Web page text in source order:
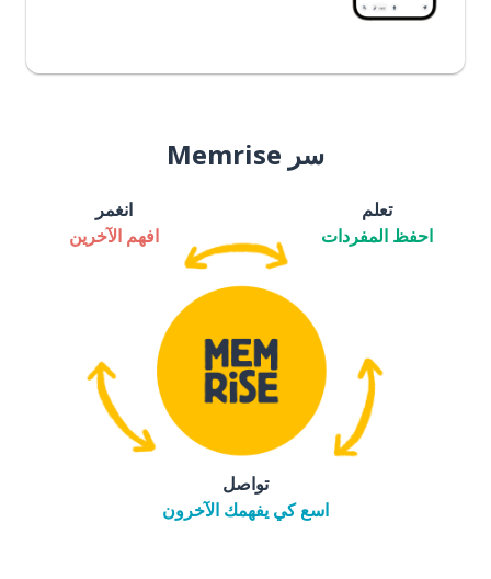
سر Memrise
تعلم
احفظ المفردات
انغمر
افهم الآخرين
تواصل
اسع كي يفهمك الآخرون